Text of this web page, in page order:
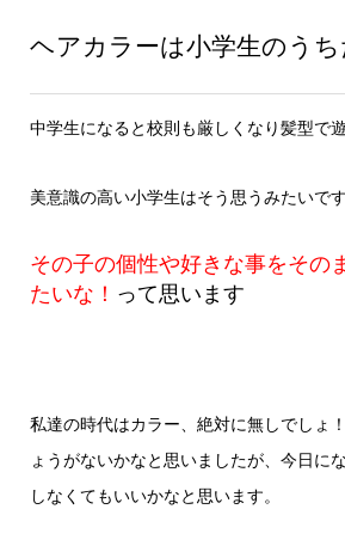
ヘアカラーは小学生のうち
中学生になると校則も厳しくなり髪型で
美意識の高い小学生はそう思うみたいです
その子の個性や好きな事をその
たいな！ って思います
私達の時代はカラー、絶対に無しでしょ
ょうがないかなと思いましたが、今日に
しなくてもいいかなと思います。